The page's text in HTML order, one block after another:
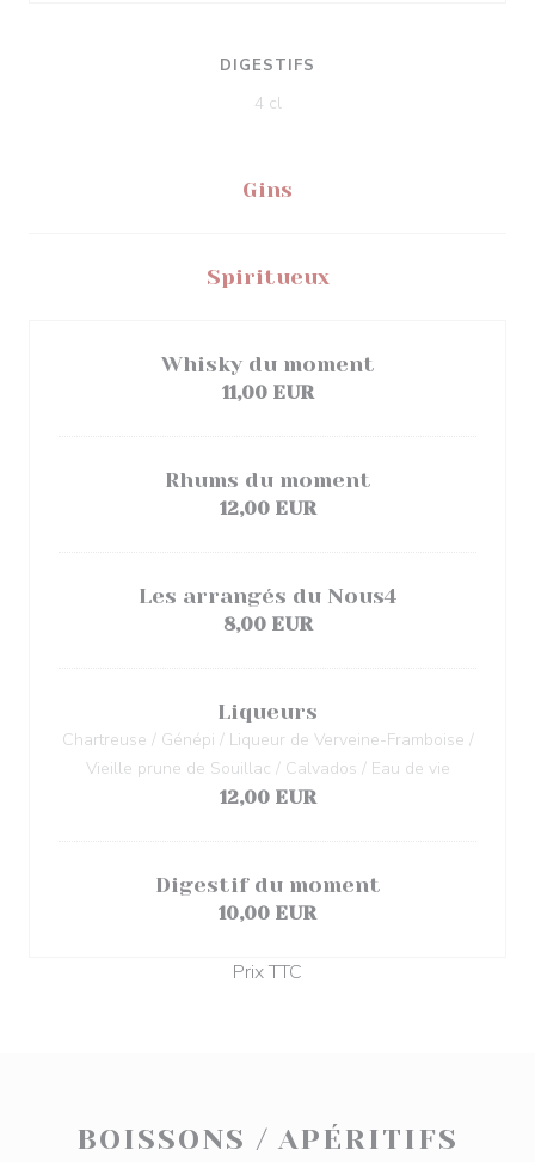
DIGESTIFS
4 cl
Gins
Spiritueux
Whisky du moment
11,00 EUR
Rhums du moment
12,00 EUR
Les arrangés du Nous4
8,00 EUR
Liqueurs
Chartreuse / Génépi / Liqueur de Verveine-Framboise /
Vieille prune de Souillac / Calvados / Eau de vie
12,00 EUR
Digestif du moment
10,00 EUR
Prix TTC
BOISSONS / APÉRITIFS